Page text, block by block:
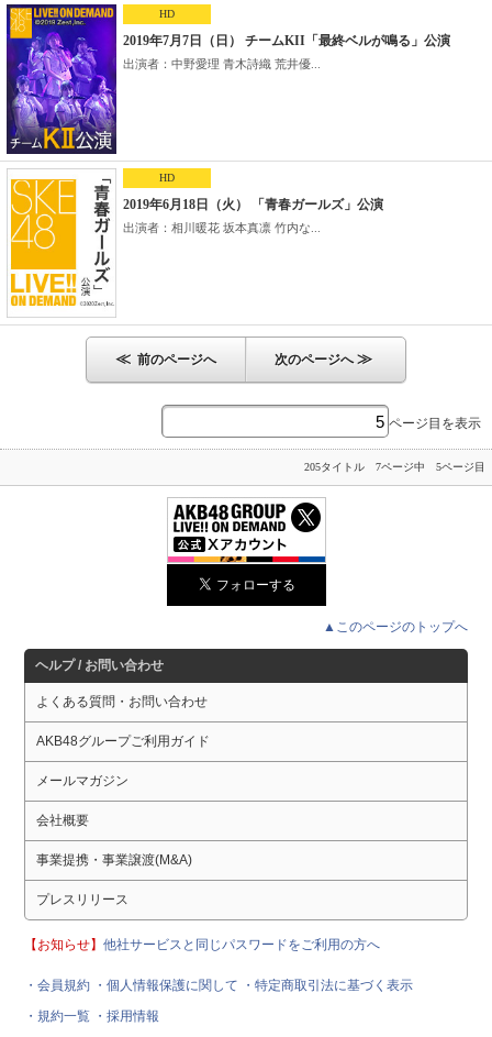
HD
2019年7月7日（日） チームKII「最終ベルが鳴る」公演
出演者：中野愛理 青木詩織 荒井優...
HD
2019年6月18日（火） 「青春ガールズ」公演
出演者：相川暖花 坂本真凛 竹内な...
≪ 前のページへ 次のページへ≫
ページ目を表示
205タイトル 7ページ中 5ページ目
▲このページのトップへ
ヘルプ / お問い合わせ
よくある質問・お問い合わせ
AKB48グループご利用ガイド
メールマガジン
会社概要
事業提携・事業譲渡(M&A)
プレスリリース
【お知らせ】他社サービスと同じパスワードをご利用の方へ
・会員規約 ・個人情報保護に関して
・特定商取引法に基づく表示
・規約一覧 ・採用情報